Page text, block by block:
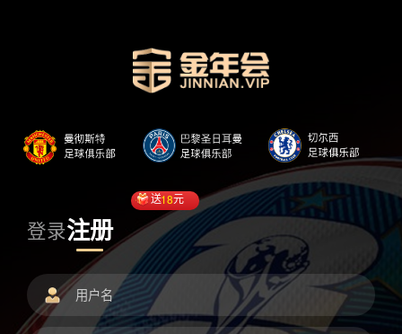
登录注册
送18元